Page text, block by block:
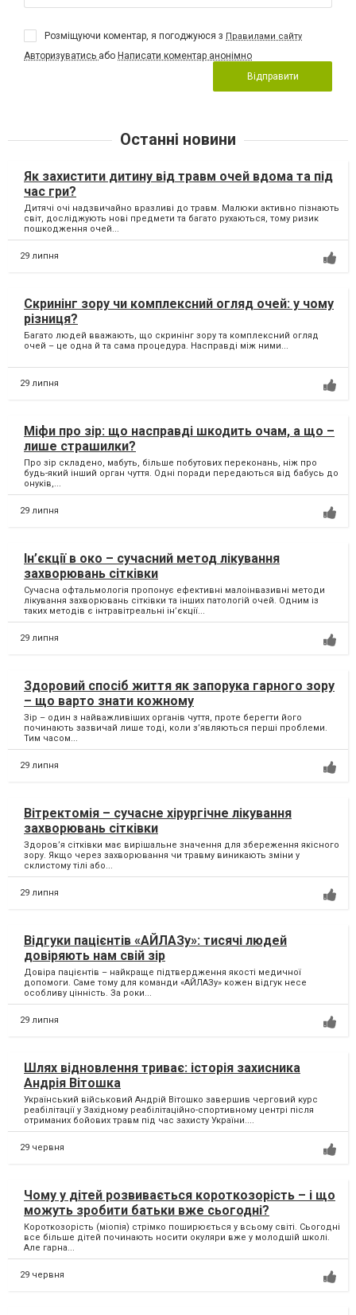
Розміщуючи коментар, я погоджуюся з Правилами сайту
Авторизуватись або Написати коментар анонімно
Відправити
Останні новини
Як захистити дитину від травм очей вдома та під
час гри?
Дитячі очі надзвичайно вразливі до травм. Малюки активно пізнають
світ, досліджують нові предмети та багато рухаються, тому ризик
пошкодження очей...
29 липня
Скринінг зору чи комплексний огляд очей: у чому
різниця?
Багато людей вважають, що скринінг зору та комплексний огляд
очей – це одна й та сама процедура. Насправді між ними...
29 липня
Міфи про зір: що насправді шкодить очам, а що –
лише страшилки?
Про зір складено, мабуть, більше побутових переконань, ніж про
будь-який інший орган чуття. Одні поради передаються від бабусь до
онуків,...
29 липня
Ін’єкції в око – сучасний метод лікування
захворювань сітківки
Сучасна офтальмологія пропонує ефективні малоінвазивні методи
лікування захворювань сітківки та інших патологій очей. Одним із
таких методів є інтравітреальні ін’єкції...
29 липня
Здоровий спосіб життя як запорука гарного зору
– що варто знати кожному
Зір – один з найважливіших органів чуття, проте берегти його
починають зазвичай лише тоді, коли з’являються перші проблеми.
Тим часом...
29 липня
Вітректомія – сучасне хірургічне лікування
захворювань сітківки
Здоров’я сітківки має вирішальне значення для збереження якісного
зору. Якщо через захворювання чи травму виникають зміни у
склистому тілі або...
29 липня
Відгуки пацієнтів «АЙЛАЗу»: тисячі людей
довіряють нам свій зір
Довіра пацієнтів – найкраще підтвердження якості медичної
допомоги. Саме тому для команди «АЙЛАЗу» кожен відгук несе
особливу цінність. За роки...
29 липня
Шлях відновлення триває: історія захисника
Андрія Вітошка
Український військовий Андрій Вітошко завершив черговий курс
реабілітації у Західному реабілітаційно-спортивному центрі після
отриманих бойових травм під час захисту України....
29 червня
Чому у дітей розвивається короткозорість – і що
можуть зробити батьки вже сьогодні?
Короткозорість (міопія) стрімко поширюється у всьому світі. Сьогодні
все більше дітей починають носити окуляри вже у молодшій школі.
Але гарна...
29 червня